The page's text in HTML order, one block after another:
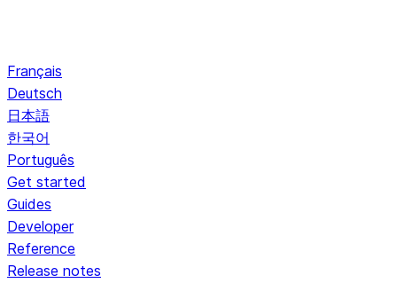
Français
Deutsch
日本語
한국어
Português
Get started
Guides
Developer
Reference
Release notes